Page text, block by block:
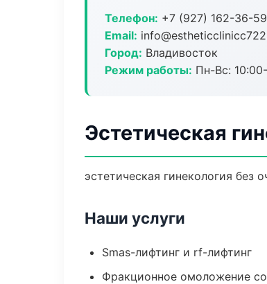
Телефон: +7 (927) 162-36-59
Email:
Город: Владивосток
Режим работы: Пн-Вс:
Эстетическая
эстетическая гинекология без
Наши услуги
Smas-лифтинг и rf-лифтинг
Фракционное омоложение